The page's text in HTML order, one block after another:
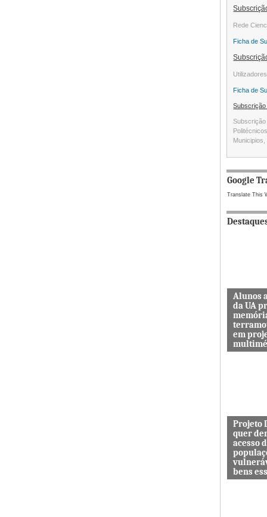
Rede
Ficha de
Ficha de
Google
Translate This
Alunos
da UA
em
Projeto
quer
acesso
bens